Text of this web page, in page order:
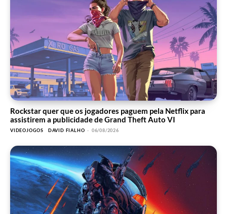
Rockstar quer que os jogadores paguem pela Netflix para
assistirem a publicidade de Grand Theft Auto VI
VIDEOJOGOS DAVID FIALHO - 06/08/2026